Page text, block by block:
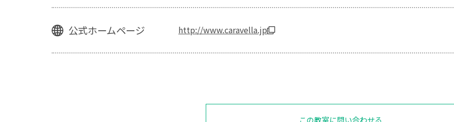
公式ホームページ http://www.caravella.jp